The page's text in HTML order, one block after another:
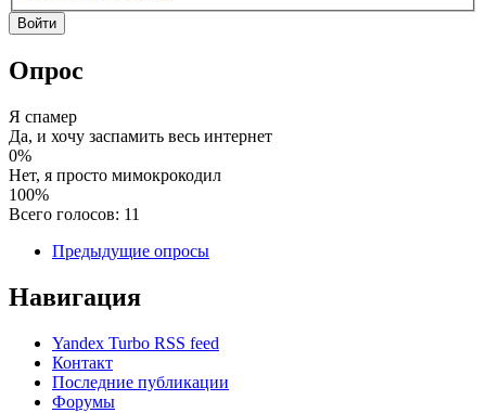
Опрос
Я спамер
Да, и хочу заспамить весь интернет
0%
Нет, я просто мимокрокодил
100%
Всего голосов: 11
Предыдущие опросы
Навигация
Yandex Turbo RSS feed
Контакт
Последние публикации
Форумы